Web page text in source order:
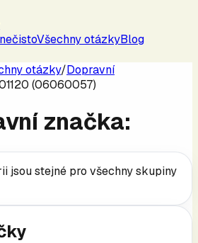
Všechny otázkyBlog
otázky/Dopravní
(06060057)
značka:
jsou stejné pro všechny skupiny